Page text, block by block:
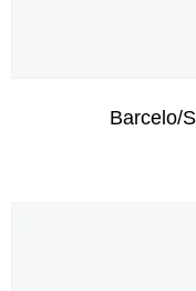
Barcelo/